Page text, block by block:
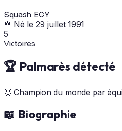
Squash EGY
🎂 Né le 29 juillet 1991
5
Victoires
🏆 Palmarès détecté
🥇 Champion du monde par
📖 Biographie